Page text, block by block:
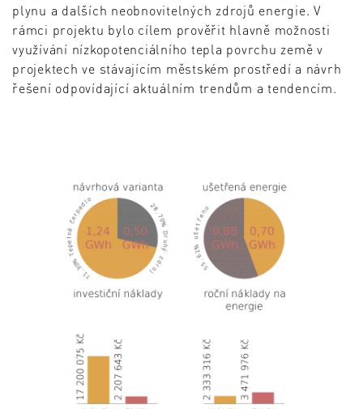
plynu a dalších neobnovitelných zdrojů energie. V
rámci projektu bylo cílem prověřit hlavně možnosti
využívání nízkopotenciálního tepla povrchu země v
projektech ve stávajícím městském prostředí a návrh
řešení odpovídající aktuálním trendům a tendencím.